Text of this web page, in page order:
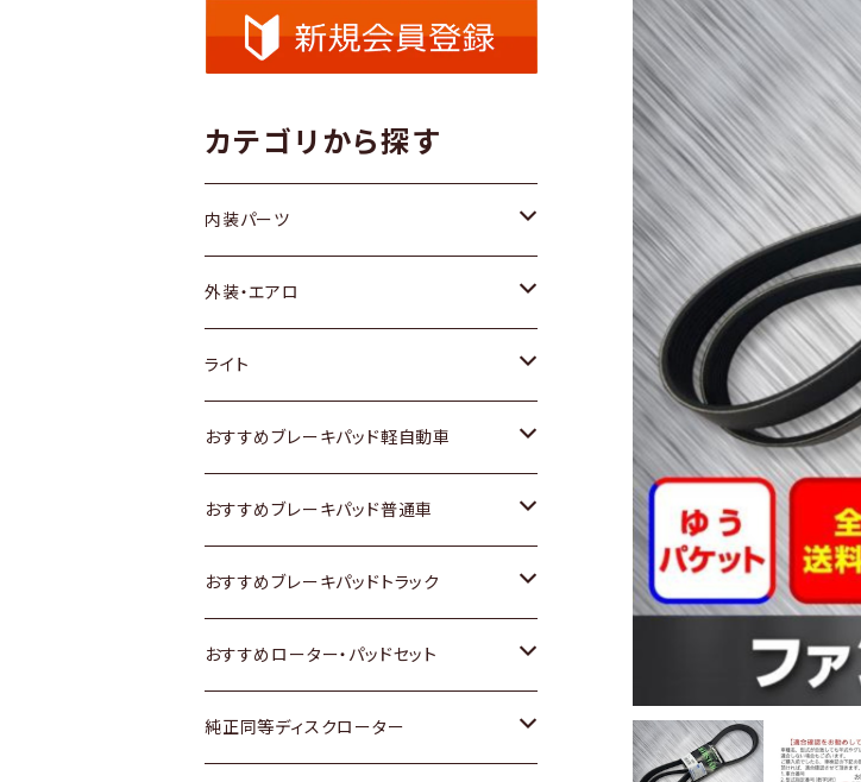
カテゴリから探す
内装パーツ
トヨタ
ホンダ
スズキ
日産
いすゞ
ダイハツ
マツダ
外装・エアロ
トヨタ
ホンダ
スズキ
日産
いすゞ
ダイハツ
ライト
トヨタ
スズキ
日産
いすゞ
ダイハツ
おすすめブレーキパッド軽自動車
トヨタ
ホンダ
スズキ
日産
おすすめブレーキパッド普通車
トヨタ
ホンダ
スズキ
おすすめブレーキパッドトラック
トヨタ
日産
おすすめローター・パッドセット
トヨタ
純正同等ディスクローター